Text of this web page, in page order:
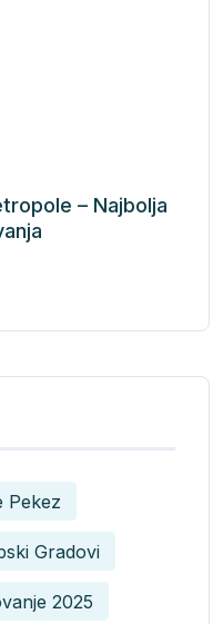
– Najbolja
Pekez
Gradovi
2025